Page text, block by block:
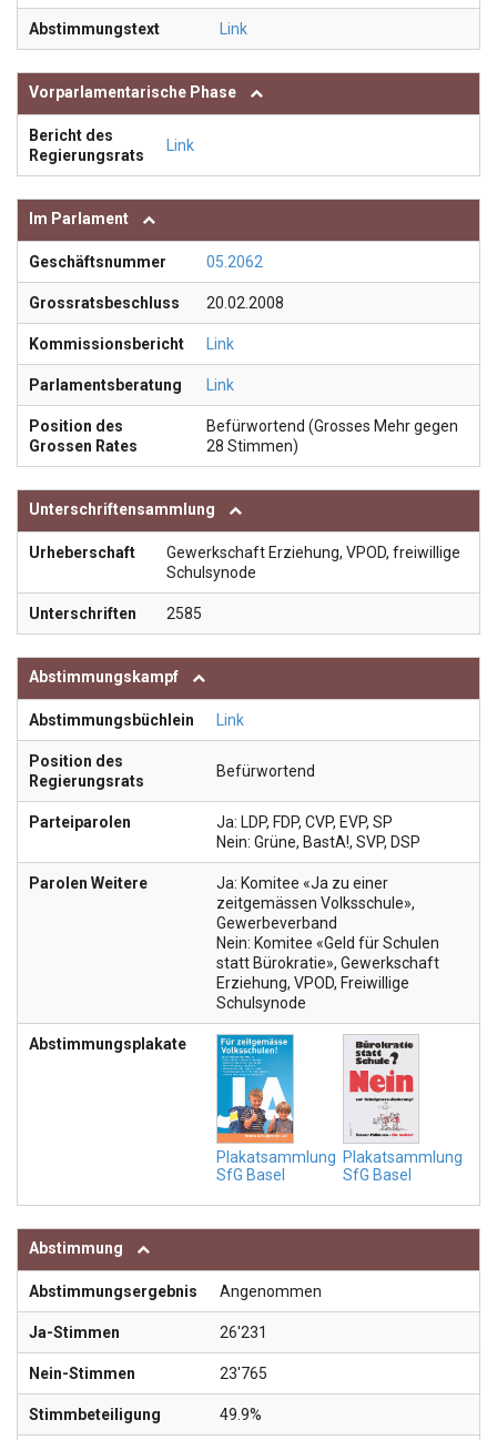
Abstimmungstext Link
Vorparlamentarische Phase
Bericht des
Regierungsrats
Link
Im Parlament
Geschäftsnummer 05.2062
Grossratsbeschluss 20.02.2008
Kommissionsbericht Link
Parlamentsberatung Link
Position des
Grossen Rates
Befürwortend (Grosses Mehr gegen
28 Stimmen)
Unterschriftensammlung
Urheberschaft
Gewerkschaft Erziehung, VPOD, freiwillige
Schulsynode
Unterschriften 2585
Abstimmungskampf
Abstimmungsbüchlein Link
Position des
Regierungsrats
Befürwortend
Parteiparolen
Ja: LDP, FDP, CVP, EVP, SP
Nein: Grüne, BastA!, SVP, DSP
Parolen Weitere
Ja: Komitee «Ja zu einer
zeitgemässen Volksschule»,
Gewerbeverband
Nein: Komitee «Geld für Schulen
statt Bürokratie», Gewerkschaft
Erziehung, VPOD, Freiwillige
Schulsynode
Abstimmungsplakate
Plakatsammlung
SfG Basel
Plakatsammlung
SfG Basel
Abstimmung
Abstimmungsergebnis Angenommen
Ja-Stimmen 26'231
Nein-Stimmen 23'765
Stimmbeteiligung 49.9%